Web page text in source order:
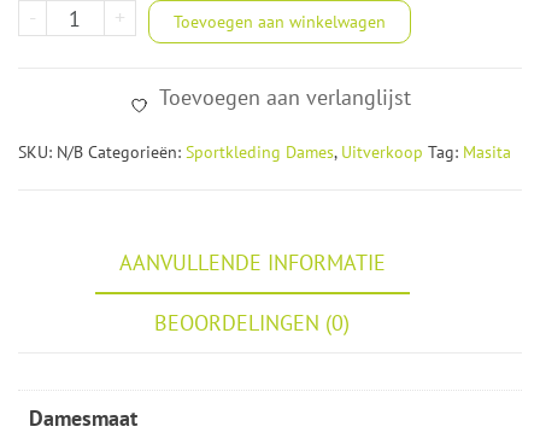
-
Masita
trainingsjack
dames
+ Toevoegen aan winkelwagen
Toevoegen aan verlanglijst
SKU: N/B Categorieën: Sportkleding Dames, Uitverkoop Tag: Masita
AANVULLENDE INFORMATIE
BEOORDELINGEN (0)
Damesmaat